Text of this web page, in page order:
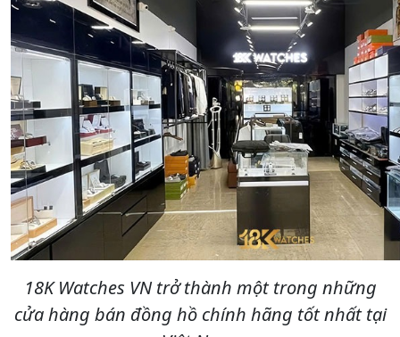
18K Watches VN trở thành một trong những
cửa hàng bán đồng hồ chính hãng tốt nhất tại